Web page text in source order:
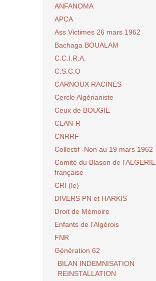
ANFANOMA
APCA
Ass Victimes 26 mars 1962
Bachaga BOUALAM
C.C.I.R.A.
C.S.C.O
CARNOUX RACINES
Cercle Algérianiste
Ceux de BOUGIE
CLAN-R
CNRRF
Collectif -Non au 19 mars 1962-
Comité du Blason de l’ALGERIE
française
CRI (le)
DIVERS PN et HARKIS
Droit de Mémoire
Enfants de l’Algérois
FNR
Génération 62
BILAN INDEMNISATION
REINSTALLATION